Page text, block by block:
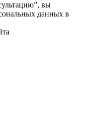
вы
данных в